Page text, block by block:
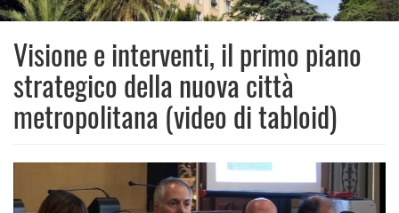
Visione e interventi, il primo piano
strategico della nuova città
metropolitana (video di tabloid)